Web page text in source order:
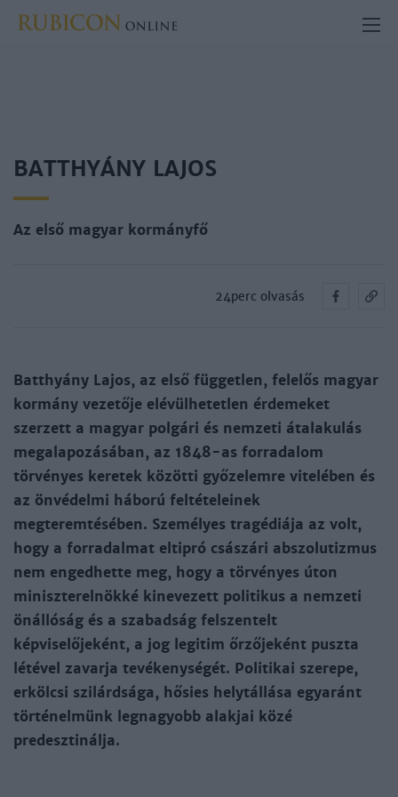
BATTHYÁNY LAJOS
Az első magyar kormányfő
24perc olvasás
Batthyány Lajos, az első független, felelős magyar
kormány vezetője elévülhetetlen érdemeket
szerzett a magyar polgári és nemzeti átalakulás
megalapozásában, az 1848-as forradalom
törvényes keretek közötti győzelemre vitelében és
az önvédelmi háború feltételeinek
megteremtésében. Személyes tragédiája az volt,
hogy a forradalmat eltipró császári abszolutizmus
nem engedhette meg, hogy a törvényes úton
miniszterelnökké kinevezett politikus a nemzeti
önállóság és a szabadság felszentelt
képviselőjeként, a jog legitim őrzőjeként puszta
létével zavarja tevékenységét. Politikai szerepe,
erkölcsi szilárdsága, hősies helytállása egyaránt
történelmünk legnagyobb alakjai közé
predesztinálja.